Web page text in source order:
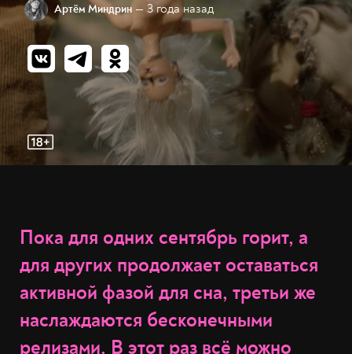
Артём Миндрин — 3 года назад
Пока для одних сентябрь горит, а
для других продолжает оставаться
активной фазой для сна, третьи же
наслаждаются бесконечными
релизами. В этот раз всё можно